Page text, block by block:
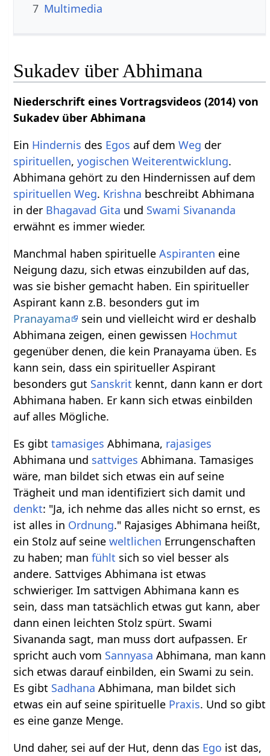
7 Multimedia
Sukadev über Abhimana
Niederschrift eines Vortragsvideos (2014) von
Sukadev über Abhimana
Ein Hindernis des Egos auf demWeg der
spirituellen,yogischen Weiterentwicklung.
Abhimana gehört zu den Hindernissen auf dem
spirituellen Weg. Krishna beschreibt Abhimana
in der Bhagavad Gita und Swami Sivananda
erwähnt es immer wieder.
Manchmal haben spirituelleAspiranten eine
Neigung dazu, sich etwas einzubilden auf das,
was sie bisher gemacht haben. Ein spiritueller
Aspirant kann z.B. besonders gut im
Pranayama
sein und vielleicht wird er deshalb
Abhimana zeigen, einen gewissen Hochmut
gegenüber denen, die kein Pranayama üben. Es
kann sein, dass ein spiritueller Aspirant
besonders gut Sanskrit kennt, dann kann er dort
Abhimana haben. Er kann sich etwas einbilden
auf alles Mögliche.
Es gibttamasiges Abhimana, rajasiges
Abhimana und sattviges Abhimana. Tamasiges
wäre, man bildet sich etwas ein auf seine
Trägheit und man identifiziert sich damit und
denkt: "Ja, ich nehme das alles nicht so ernst, es
ist alles in Ordnung." Rajasiges Abhimana heißt,
ein Stolz auf seineweltlichen Errungenschaften
zu haben; manfühlt sich so viel besser als
andere. Sattviges Abhimana ist etwas
schwieriger. Im sattvigen Abhimana kann es
sein, dass man tatsächlich etwas gut kann, aber
dann einen leichten Stolz spürt. Swami
Sivananda sagt, man muss dort aufpassen. Er
spricht auch vom Sannyasa Abhimana, man kann
sich etwas darauf einbilden, ein Swami zu sein.
Es gibt Sadhana Abhimana, man bildet sich
etwas ein auf seine spirituelle Praxis. Und so gibt
es eine ganze Menge.
Und daher, sei auf der Hut, denn das Ego ist das,